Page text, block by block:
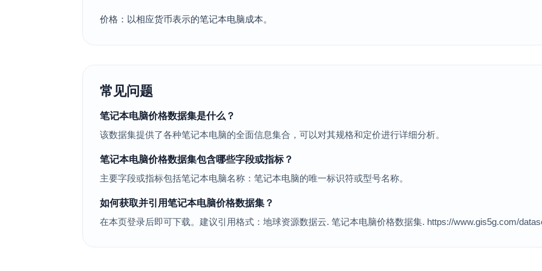
价格：以相应货币表示的笔记本电脑成本。
常见问题
笔记本电脑价格数据集是什么？
该数据集提供了各种笔记本电脑的全面信息集合，可以对其规格和定价进行详细分析。
笔记本电脑价格数据集包含哪些字段或指标？
主要字段或指标包括笔记本电脑名称：笔记本电脑的唯一标识符或型号名称。
如何获取并引用笔记本电脑价格数据集？
在本页登录后即可下载。建议引用格式：地球资源数据云. 笔记本电脑价格数据集. https://www.gis5g.com/